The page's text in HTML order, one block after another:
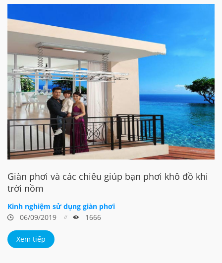
Giàn phơi và các chiêu giúp bạn phơi khô đồ khi
trời nồm
Kinh nghiệm sử dụng giàn phơi
06/09/2019
1666
Xem tiếp